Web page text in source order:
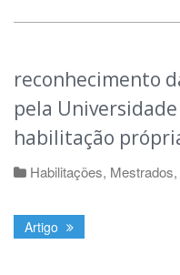
reconhecimento
pela
habilitação
Habilitações,
Artigo